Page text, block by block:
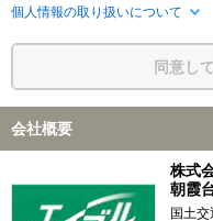
個人情報の取り扱いについて
同意し
会社概要
株式
朝霞
国土